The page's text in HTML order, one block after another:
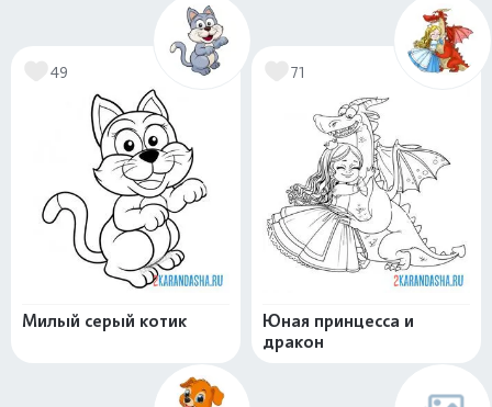
49
Милый серый котик
71
Юная принцесса и
дракон